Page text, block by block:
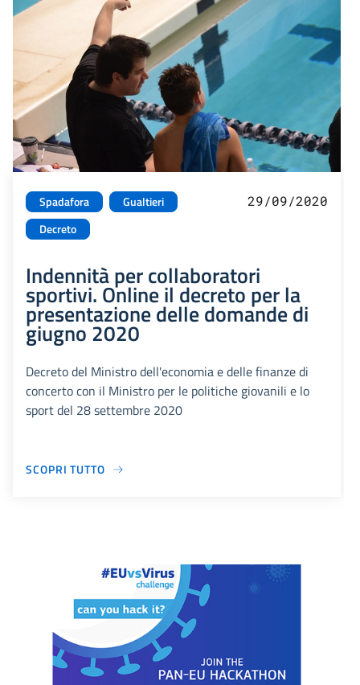
Spadafora
Gualtieri
Decreto
29/09/2020
Indennità per collaboratori
sportivi. Online il decreto per la
presentazione delle domande di
giugno 2020
Decreto del Ministro dell'economia e delle finanze di
concerto con il Ministro per le politiche giovanili e lo
sport del 28 settembre 2020
SCOPRI TUTTO